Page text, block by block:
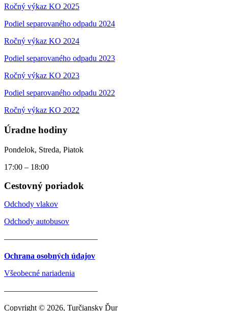
Ročný výkaz KO 2025
Podiel separovaného odpadu 2024
Ročný výkaz KO 2024
Podiel separovaného odpadu 2023
Ročný výkaz KO 2023
Podiel separovaného odpadu 2022
Ročný výkaz KO 2022
Úradne hodiny
Pondelok, Streda, Piatok
17:00 – 18:00
Cestovný poriadok
Odchody vlakov
Odchody autobusov
———————————–
Ochrana osobných údajov
Všeobecné nariadenia
———————————–
Copyright © 2026, Turčiansky Ďur